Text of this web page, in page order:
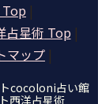
|
占星術 Top|
マップ |
cocoloni占い館
西洋占星術